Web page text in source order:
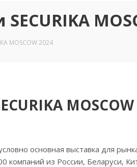
MOSCOW 2024
основная выставка для
компаний из России, Беларуси,